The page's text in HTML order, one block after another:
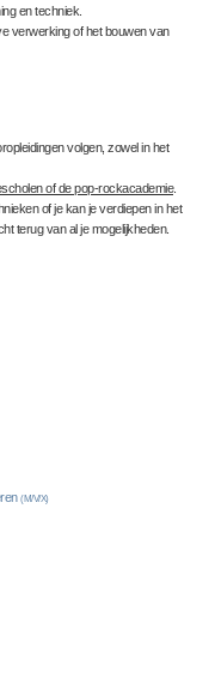
en techniek.
verwerking of het bouwen van
volgen, zowel in het
of de pop-rockacademie.
of je kan je verdiepen in het
terug van al je mogelijkheden.
(M/V/X)